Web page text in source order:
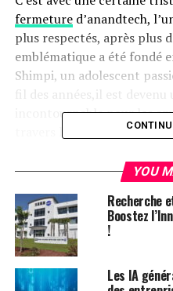
fermetured’anandtech,
plus respectés, après plus
emblématique a été fondé
Shimpi, un adolescent
fil des années,il est devenu
incontournable pour les
L’Héritage
Sous la direction de Shimpi,
comme une source fiable
des analyses
de quitter le secteur de
Ryan Smith a pris la
YOU
Recherche
Boostez
!
Les IA